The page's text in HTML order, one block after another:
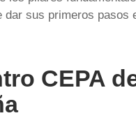
dar sus primeros
CEPA